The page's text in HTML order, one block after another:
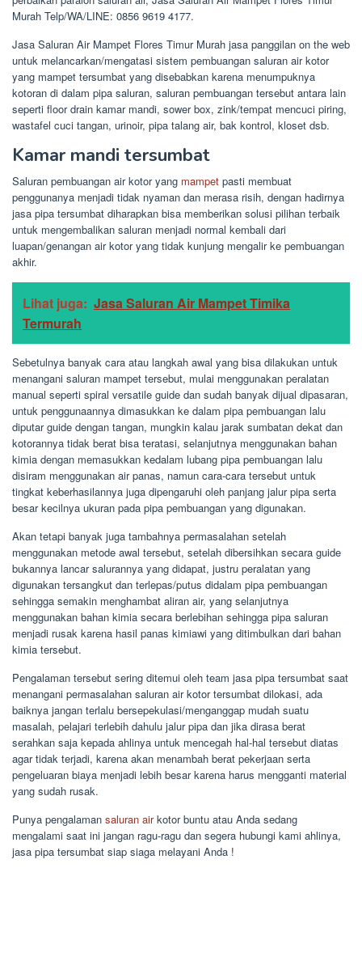
Murah Telp/WA/LINE: 0856 9619 4177.
Jasa Saluran Air Mampet Flores Timur Murah jasa panggilan on the web
untuk melancarkan/mengatasi sistem pembuangan saluran air kotor
yang mampet tersumbat yang disebabkan karena menumpuknya
kotoran di dalam pipa saluran, saluran pembuangan tersebut antara lain
seperti floor drain kamar mandi, sower box, zink/tempat mencuci piring,
wastafel cuci tangan, urinoir, pipa talang air, bak kontrol, kloset dsb.
Kamar mandi tersumbat
Saluran pembuangan air kotor yang mampet pasti membuat
penggunanya menjadi tidak nyaman dan merasa risih, dengan hadirnya
jasa pipa tersumbat diharapkan bisa memberikan solusi pilihan terbaik
untuk mengembalikan saluran menjadi normal kembali dari
luapan/genangan air kotor yang tidak kunjung mengalir ke pembuangan
akhir.
Lihat juga: Jasa Saluran Air Mampet Timika
Termurah
Sebetulnya banyak cara atau langkah awal yang bisa dilakukan untuk
menangani saluran mampet tersebut, mulai menggunakan peralatan
manual seperti spiral versatile guide dan sudah banyak dijual dipasaran,
untuk penggunaannya dimasukkan ke dalam pipa pembuangan lalu
diputar guide dengan tangan, mungkin kalau jarak sumbatan dekat dan
kotorannya tidak berat bisa teratasi, selanjutnya menggunakan bahan
kimia dengan memasukkan kedalam lubang pipa pembuangan lalu
disiram menggunakan air panas, namun cara-cara tersebut untuk
tingkat keberhasilannya juga dipengaruhi oleh panjang jalur pipa serta
besar kecilnya ukuran pada pipa pembuangan yang digunakan.
Akan tetapi banyak juga tambahnya permasalahan setelah
menggunakan metode awal tersebut, setelah dibersihkan secara guide
bukannya lancar salurannya yang didapat, justru peralatan yang
digunakan tersangkut dan terlepas/putus didalam pipa pembuangan
sehingga semakin menghambat aliran air, yang selanjutnya
menggunakan bahan kimia secara berlebihan sehingga pipa saluran
menjadi rusak karena hasil panas kimiawi yang ditimbulkan dari bahan
kimia tersebut.
Pengalaman tersebut sering ditemui oleh team jasa pipa tersumbat saat
menangani permasalahan saluran air kotor tersumbat dilokasi, ada
baiknya jangan terlalu bersepekulasi/menganggap mudah suatu
masalah, pelajari terlebih dahulu jalur pipa dan jika dirasa berat
serahkan saja kepada ahlinya untuk mencegah hal-hal tersebut diatas
agar tidak terjadi, karena akan menambah berat pekerjaan serta
pengeluaran biaya menjadi lebih besar karena harus mengganti material
yang sudah rusak.
Punya pengalaman saluran airkotor buntu atau Anda sedang
mengalami saat ini jangan ragu-ragu dan segera hubungi kami ahlinya,
jasa pipa tersumbat siap siaga melayani Anda !